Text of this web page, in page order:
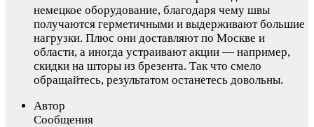
немецкое оборудование, благодаря чему швы
получаются герметичными и выдерживают большие
нагрузки. Плюс они доставляют по Москве и
области, а иногда устраивают акции — например,
скидки на шторы из брезента. Так что смело
обращайтесь, результатом останетесь довольны.
Автор
Сообщения